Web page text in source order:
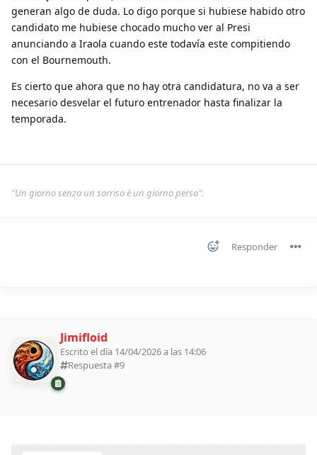
generan algo de duda. Lo digo porque si hubiese habido otro
candidato me hubiese chocado mucho ver al Presi
anunciando a Iraola cuando este todavía este compitiendo
con el Bournemouth.
Es cierto que ahora que no hay otra candidatura, no va a ser
necesario desvelar el futuro entrenador hasta finalizar la
temporada.
"Un giorno senza un sorriso è un giorno perso".
Responder
Jimifloid
Escrito el día 14/04/2026 a las 14:06
Respuesta #9